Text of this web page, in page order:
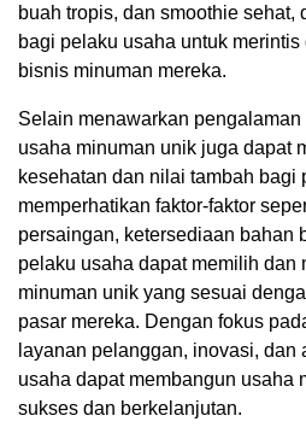
buah tropis, dan smoothie sehat,
bagi pelaku usaha untuk
bisnis minuman mereka.
Selain menawarkan
usaha minuman unik juga dapat
kesehatan dan nilai tambah bagi
memperhatikan faktor-faktor
persaingan, ketersediaan bahan
pelaku usaha dapat memilih dan
minuman unik yang sesuai
pasar mereka. Dengan fokus
layanan pelanggan, inovasi, dan
usaha dapat membangun usaha
sukses dan berkelanjutan.